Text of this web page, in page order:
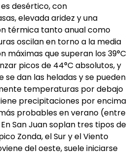
desértico, con
elevada aridez y una
térmica tanto anual como
oscilan en torno a la media
máximas que superan los 39°C
picos de 44°C absolutos, y
se dan las heladas y se pueden
temperaturas por debajo
precipitaciones por encima
probables en verano (entre
San Juan soplan tres tipos de
Zonda, el Sur y el Viento
del oeste, suele iniciarse